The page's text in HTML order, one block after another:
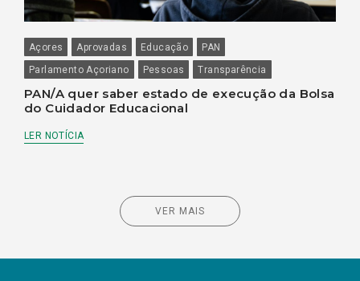
Açores Aprovadas Educação
PAN
Parlamento Açoriano
Pessoas Transparência
PAN/A quer saber estado de execução da Bolsa
do Cuidador Educacional
LER NOTÍCIA
VER MAIS